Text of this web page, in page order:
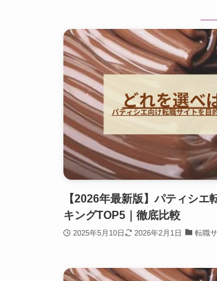
【2026年最新版】パティシエ
キングTOP5｜徹底比較
2025年5月10日 2026年2月1日 転職